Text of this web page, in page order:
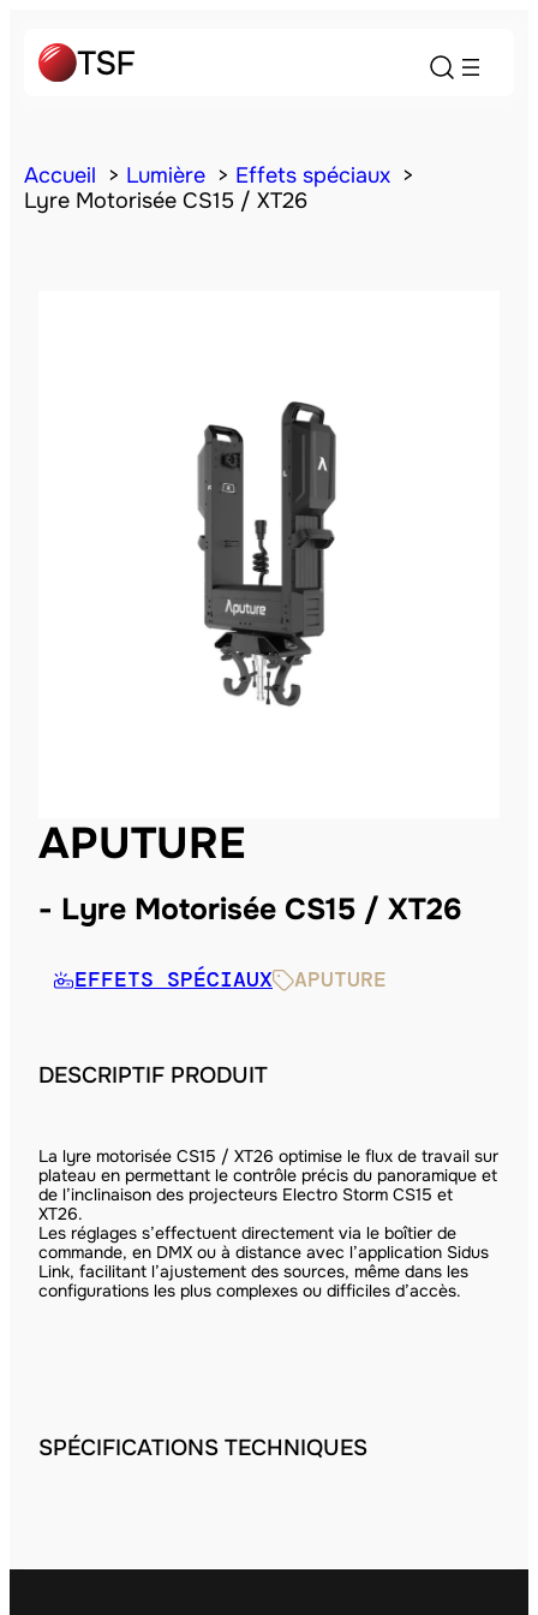
Accueil Lumière
Effets spéciaux
Lyre Motorisée CS15 / XT26
APUTURE
Lyre Motorisée CS15 / XT26
EFFETS SPÉCIAUX APUTURE
DESCRIPTIF PRODUIT
La lyre motorisée CS15 / XT26 optimise le flux de travail sur
plateau en permettant le contrôle précis du panoramique et
de l’inclinaison des projecteurs Electro Storm CS15 et
XT26.
Les réglages s’effectuent directement via le boîtier de
commande, en DMX ou à distance avec l’application Sidus
Link, facilitant l’ajustement des sources, même dans les
configurations les plus complexes ou difficiles d’accès.
SPÉCIFICATIONS TECHNIQUES